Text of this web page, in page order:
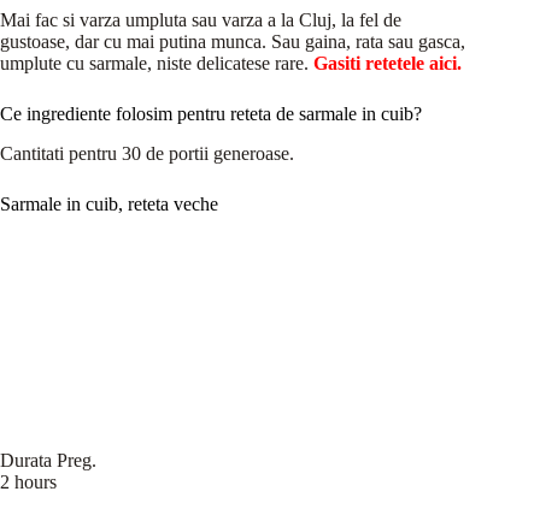
Mai fac si varza umpluta sau varza a la Cluj, la fel de
gustoase, dar cu mai putina munca. Sau gaina, rata sau gasca,
umplute cu sarmale, niste delicatese rare. Gasiti retetele aici.
Ce ingrediente folosim pentru reteta de sarmale in cuib?
Cantitati pentru 30 de portii generoase.
Sarmale in cuib, reteta veche
Durata Preg.
2 hours